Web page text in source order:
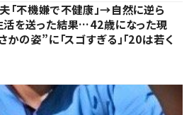
「不機嫌で不健康」→自然に逆ら
活を送った結果…42歳になった現
かの姿”に「スゴすぎる」「20は若く